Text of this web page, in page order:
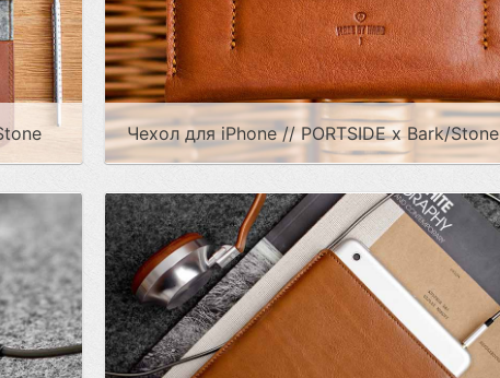
Чехол для iPhone // PORTSIDE x Bark/Stone